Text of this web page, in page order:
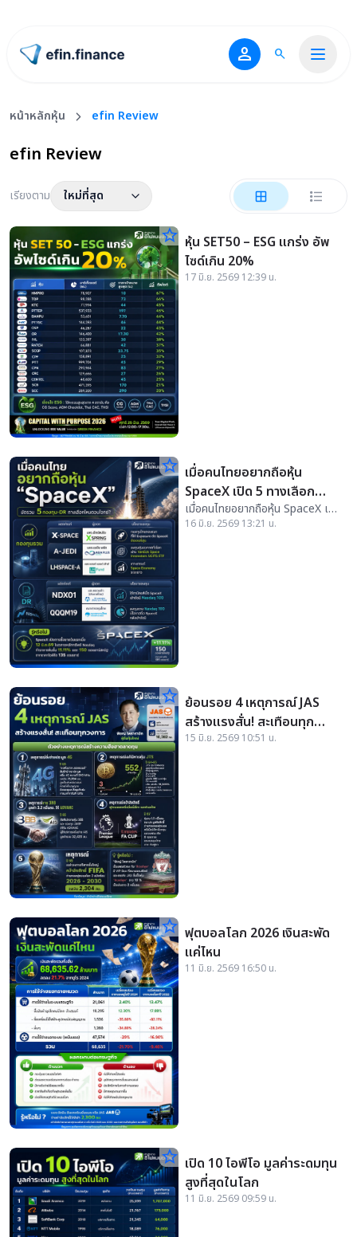
ไปหน้าแรก person search
หน้าหลักหุ้น efin Review
efin Review
เรียงตาม ใหม่ที่สุด
star_border หุ้น SET50 – ESG แกร่ง อัพ
ไซด์เกิน 20%
17 มิ.ย. 2569 12:39 น.
star_border เมื่อคนไทยอยากถือหุ้น
SpaceX เปิด 5 ทางเลือก
ลงทุนผ่านกองทุน-DR
เมื่อคนไทยอยากถือหุ้น SpaceX เปิด
5 ทางเลือกลงทุนผ่านกองทุน-DR
16 มิ.ย. 2569 13:21 น.
star_border ย้อนรอย 4 เหตุการณ์ JAS
สร้างแรงสั่น! สะเทือนทุก
วงการ
15 มิ.ย. 2569 10:51 น.
star_border ฟุตบอลโลก 2026 เงินสะพัด
แค่ไหน
11 มิ.ย. 2569 16:50 น.
star_border เปิด 10 ไอพีโอ มูลค่าระดมทุน
สูงที่สุดในโลก
11 มิ.ย. 2569 09:59 น.